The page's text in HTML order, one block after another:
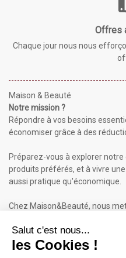
Offres
Chaque jour nous nous
Maison & Beauté
Notre mission ?
Répondre à vos besoins
économiser grâce à des
Préparez-vous à explorer
produits préférés, et à vivre
aussi pratique qu'économique.
Chez Maison&Beauté, nous
Maison & Beauté : Informations
À propos de nous